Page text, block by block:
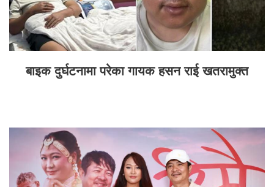
बाइक दुर्घटनामा परेका गायक हसन राई खतरामुक्त